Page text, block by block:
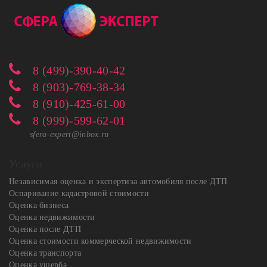
8 (499)-390-40-42
8 (903)-769-38-34
8 (910)-425-61-00
8 (999)-599-62-01
sfera-expert@inbox.ru
Независимая оценка и экспертиза автомобиля после ДТП
Оспаривание кадастровой стоимости
Оценка бизнеса
Оценка недвижимости
Оценка после ДТП
Оценка стоимости коммерческой недвижимости
Оценка транспорта
Оценка ущерба